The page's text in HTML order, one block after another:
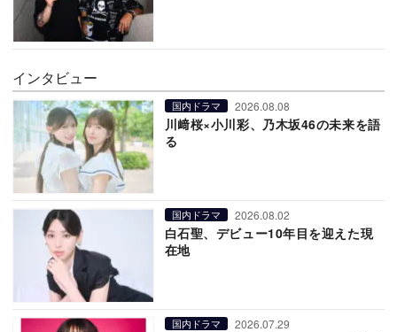
インタビュー
国内ドラマ 2026.08.08
川﨑桜×小川彩、乃木坂46の未来を語
る
国内ドラマ 2026.08.02
白石聖、デビュー10年目を迎えた現
在地
国内ドラマ 2026.07.29